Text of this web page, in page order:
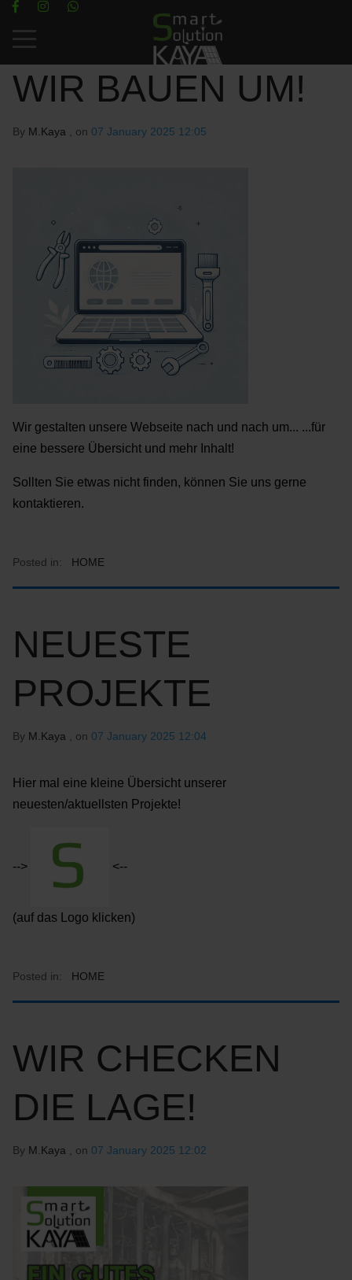
Mobile Menu Toggle
WIR BAUEN UM!
By M.Kaya , on 07 January 2025 12:05
Wir gestalten unsere Webseite nach und nach um... ...für
eine bessere Übersicht und mehr Inhalt!
Sollten Sie etwas nicht finden, können Sie uns gerne
kontaktieren.
Posted in: HOME
NEUESTE
PROJEKTE
By M.Kaya , on 07 January 2025 12:04
Hier mal eine kleine Übersicht unserer
neuesten/aktuellsten Projekte!
--> <--
(auf das Logo klicken)
Posted in: HOME
WIR CHECKEN
DIE LAGE!
By M.Kaya , on 07 January 2025 12:02